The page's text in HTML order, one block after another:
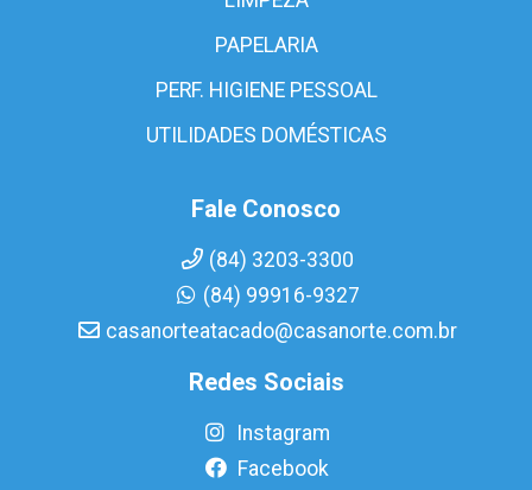
PAPELARIA
PERF. HIGIENE PESSOAL
UTILIDADES DOMÉSTICAS
Fale Conosco
(84) 3203-3300
(84) 99916-9327
casanorteatacado@casanorte.com.br
Redes Sociais
Instagram
Facebook